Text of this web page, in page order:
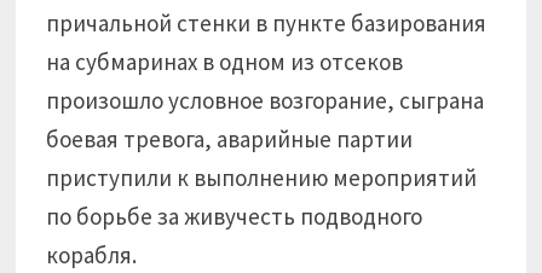
причальной стенки в пункте базирования
на субмаринах в одном из отсеков
произошло условное возгорание, сыграна
боевая тревога, аварийные партии
приступили к выполнению мероприятий
по борьбе за живучесть подводного
корабля.